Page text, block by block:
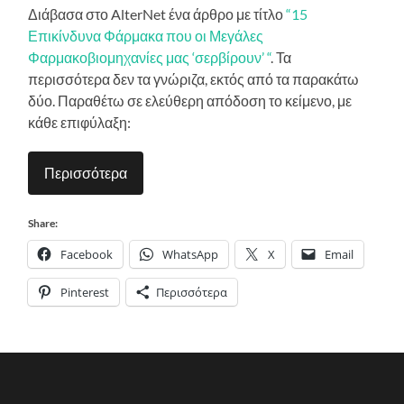
Διάβασα στο AlterNet ένα άρθρο με τίτλο“15
Επικίνδυνα Φάρμακα που οι Μεγάλες
Φαρμακοβιομηχανίες μας ‘σερβίρουν’ “. Τα
περισσότερα δεν τα γνώριζα, εκτός από τα παρακάτω
δύο. Παραθέτω σε ελεύθερη απόδοση το κείμενο, με
κάθε επιφύλαξη:
Περισσότερα
Share:
Facebook WhatsApp X Email
Pinterest Περισσότερα